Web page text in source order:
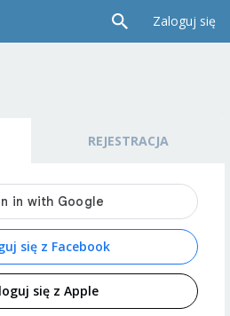
Zaloguj się
REJESTRACJA
się z Facebook
się z Apple